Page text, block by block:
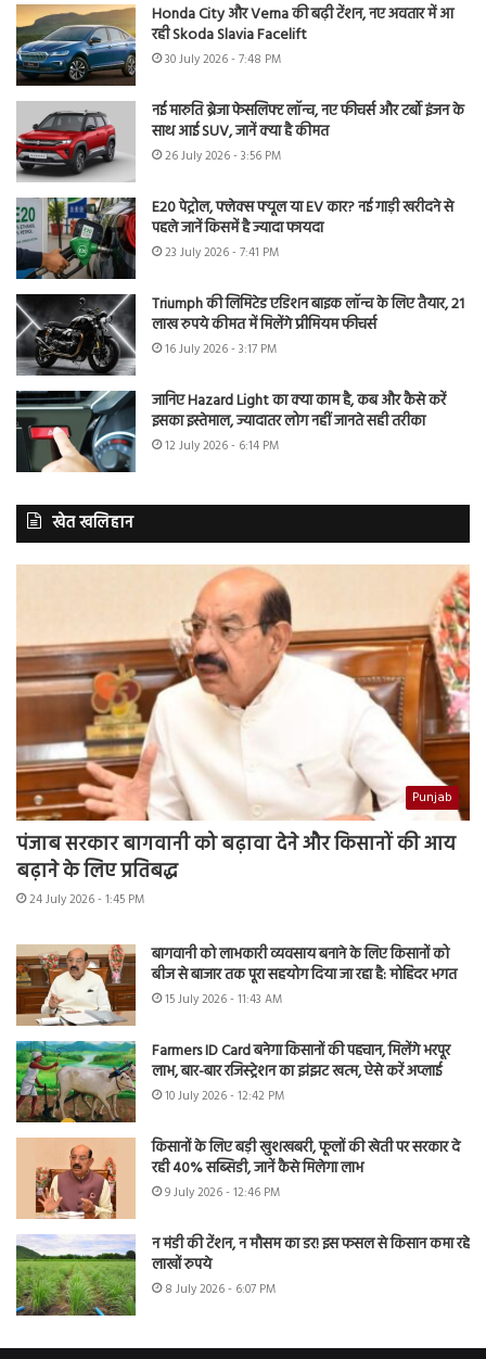
Honda City और Verna की बढ़ी टेंशन, नए अवतार में आ
रही Skoda Slavia Facelift
30 July 2026 - 7:48 PM
नई मारुति ब्रेजा फेसलिफ्ट लॉन्च, नए फीचर्स और टर्बो इंजन के
साथ आई SUV, जानें क्या है कीमत
26 July 2026 - 3:56 PM
E20 पेट्रोल, फ्लेक्स फ्यूल या EV कार? नई गाड़ी खरीदने से
पहले जानें किसमें है ज्यादा फायदा
23 July 2026 - 7:41 PM
Triumph की लिमिटेड एडिशन बाइक लॉन्च के लिए तैयार, 21
लाख रुपये कीमत में मिलेंगे प्रीमियम फीचर्स
16 July 2026 - 3:17 PM
जानिए Hazard Light का क्या काम है, कब और कैसे करें
इसका इस्तेमाल, ज्यादातर लोग नहीं जानते सही तरीका
12 July 2026 - 6:14 PM
खेत खलिहान
Punjab
पंजाब सरकार बागवानी को बढ़ावा देने और किसानों की आय
बढ़ाने के लिए प्रतिबद्ध
24 July 2026 - 1:45 PM
बागवानी को लाभकारी व्यवसाय बनाने के लिए किसानों को
बीज से बाजार तक पूरा सहयोग दिया जा रहा है: मोहिंदर भगत
15 July 2026 - 11:43 AM
Farmers ID Card बनेगा किसानों की पहचान, मिलेंगे भरपूर
लाभ, बार-बार रजिस्ट्रेशन का झंझट खत्म, ऐसे करें अप्लाई
10 July 2026 - 12:42 PM
किसानों के लिए बड़ी खुशखबरी, फूलों की खेती पर सरकार दे
रही 40% सब्सिडी, जानें कैसे मिलेगा लाभ
9 July 2026 - 12:46 PM
न मंडी की टेंशन, न मौसम का डर! इस फसल से किसान कमा रहे
लाखों रुपये
8 July 2026 - 6:07 PM